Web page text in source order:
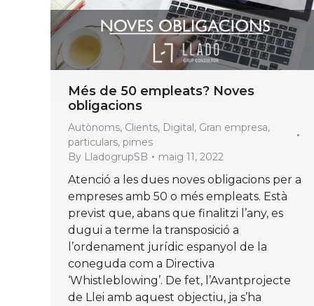
Més de 50 empleats? Noves
obligacions
Autònoms, Clients, Digital, Gran empresa,
particulars, pimes
By LladogrupSB maig 11, 2022
Atenció a les dues noves obligacions per a
empreses amb 50 o més empleats. Està
previst que, abans que finalitzi l’any, es
dugui a terme la transposició a
l’ordenament jurídic espanyol de la
coneguda com a Directiva
‘Whistleblowing’. De fet, l’Avantprojecte
de Llei amb aquest objectiu, ja s’ha